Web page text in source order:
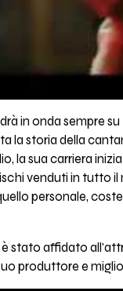
in onda sempre su
la storia della
la sua carriera
venduti in tutto
personale,
stato affidato
produttore e